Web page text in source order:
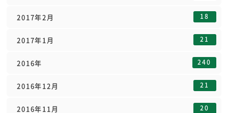
2017年2月 18
2017年1月 21
2016年 240
2016年12月 21
2016年11月 20